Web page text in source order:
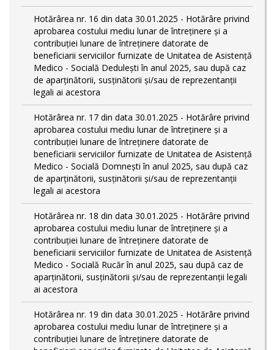
Hotărârea nr. 16 din data 30.01.2025 - Hotărâre privind
aprobarea costului mediu lunar de întreținere și a
contribuției lunare de întreținere datorate de
beneficiarii serviciilor furnizate de Unitatea de Asistență
Medico - Socială Dedulești în anul 2025, sau după caz
de aparținătorii, susținătorii și/sau de reprezentanții
legali ai acestora
Hotărârea nr. 17 din data 30.01.2025 - Hotărâre privind
aprobarea costului mediu lunar de întreținere și a
contribuției lunare de întreținere datorate de
beneficiarii serviciilor furnizate de Unitatea de Asistență
Medico - Socială Domnești în anul 2025, sau după caz
de aparținătorii, susținătorii și/sau de reprezentanții
legali ai acestora
Hotărârea nr. 18 din data 30.01.2025 - Hotărâre privind
aprobarea costului mediu lunar de întreținere și a
contribuției lunare de întreținere datorate de
beneficiarii serviciilor furnizate de Unitatea de Asistență
Medico - Socială Rucăr în anul 2025, sau după caz de
aparținătorii, susținătorii și/sau de reprezentanții legali
ai acestora
Hotărârea nr. 19 din data 30.01.2025 - Hotărâre privind
aprobarea costului mediu lunar de întreținere și a
contribuției lunare de întreținere datorate de